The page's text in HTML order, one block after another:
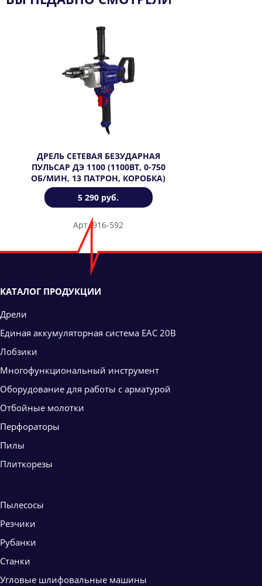
ДРЕЛЬ СЕТЕВАЯ БЕЗУДАРНАЯ
ПУЛЬСАР ДЭ 1100 (1100ВТ, 0-750
ОБ/МИН, 13 ПАТРОН, КОРОБКА)
5 290 руб.
Арт. 916-592
КАТАЛОГ ПРОДУКЦИИ
Дрели
Единая аккумуляторная система ЕАС 20В
Лобзики
Многофункциональный инструмент
Оборудование для работы с арматурой
Отбойные молотки
Перфораторы
Пилы
Плиткорезы
Пылесосы
Резчики
Рубанки
Станки
Угловые шлифовальные машины